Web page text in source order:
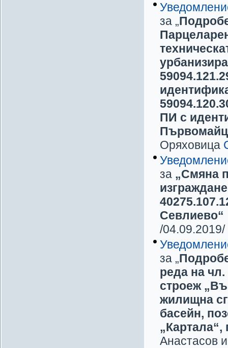
за „
ПИ с
Оряховица
за „Смяна
Севлиево“
/04.09.2019/
за „
реда на чл.
строеж
жилищна
басейн,
Анастасов